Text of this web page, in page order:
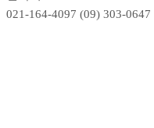
021-164-4097 (09) 303-0647